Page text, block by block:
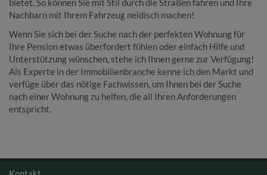
bietet. So können Sie mit Stil durch die Straßen fahren und Ihre
Nachbarn mit Ihrem Fahrzeug neidisch machen!
Wenn Sie sich bei der Suche nach der perfekten Wohnung für
Ihre Pension etwas überfordert fühlen oder einfach Hilfe und
Unterstützung wünschen, stehe ich Ihnen gerne zur Verfügung!
Als Experte in der Immobilienbranche kenne ich den Markt und
verfüge über das nötige Fachwissen, um Ihnen bei der Suche
nach einer Wohnung zu helfen, die all Ihren Anforderungen
entspricht.